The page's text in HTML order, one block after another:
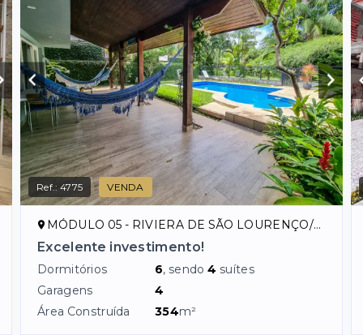
Ref.:4775 VENDA
MÓDULO 05 - RIVIERA DE SÃO LOURENÇO/SP
Excelente investimento!
Dormitórios 6, sendo4 suítes
Garagens
4
Área Construída
354m²